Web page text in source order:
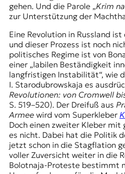
gehen. Und die Parole „Krim
zur Unterstützung der
Eine Revolution in Russland
und dieser Prozess ist noch
politisches Regime ist von
einer „labilen Beständigkeit
langfristigen Instabilität“, wie
I. Starodubrowskaja es
Revolutionen: von Cromwell
S. 519–520). Der Dreifuß aus
Armeewird vom Superkleber
Doch einen zweiter Kleber
es nicht. Dabei hat die Politik
jetzt schon in die Stagflation
voller Zuversicht weiter in die
Bolotnaja-Proteste bestimmt